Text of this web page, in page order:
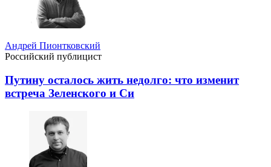
Андрей Пионтковский
Российский публицист
Путину осталось жить недолго: что изменит
встреча Зеленского и Си